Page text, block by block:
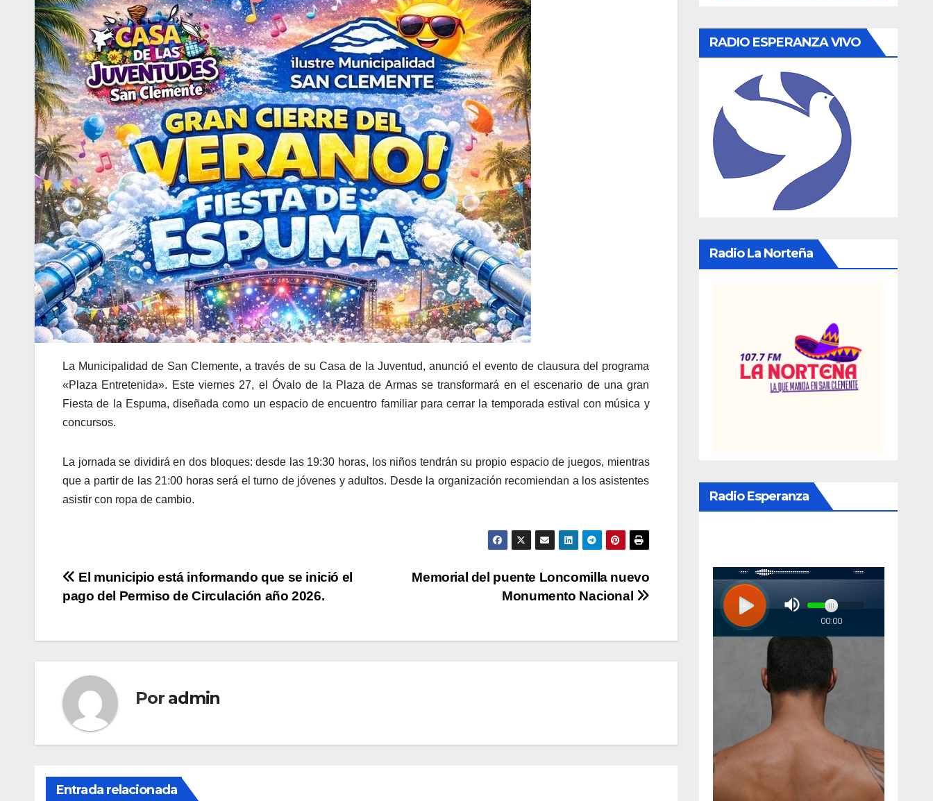
La Municipalidad de San Clemente, a través de su Casa de la Juventud, anunció el evento de clausura del programa
«Plaza Entretenida». Este viernes 27, el Óvalo de la Plaza de Armas se transformará en el escenario de una gran
Fiesta de la Espuma, diseñada como un espacio de encuentro familiar para cerrar la temporada estival con música y
concursos.
La jornada se dividirá en dos bloques: desde las 19:30 horas, los niños tendrán su propio espacio de juegos, mientras
que a partir de las 21:00 horas será el turno de jóvenes y adultos. Desde la organización recomiendan a los asistentes
asistir con ropa de cambio.
Navegación
de
entradas
Memorial del puente Loncomilla nuevo
Monumento Nacional
El municipio está informando que se inició el
pago del Permiso de Circulación año 2026.
Por admin
Entrada relacionada
RADIO ESPERANZA VIVO
Radio La Norteña
Radio Esperanza